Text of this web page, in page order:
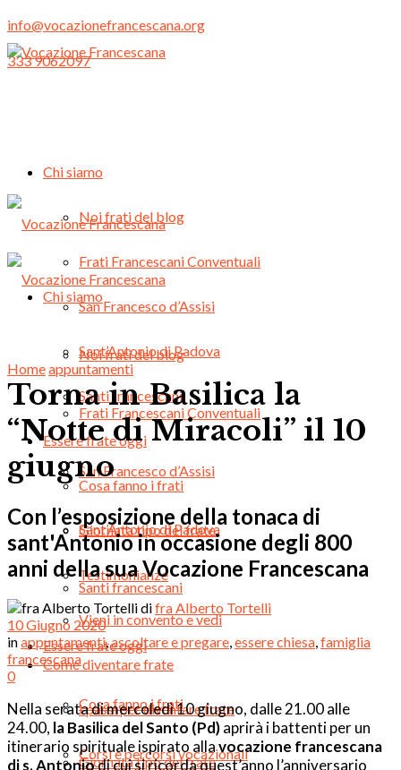
info@vocazionefrancescana.org
333 9062097
Chi siamo
Noi frati del blog
Frati Francescani Conventuali
San Francesco d’Assisi
Sant’Antonio di Padova
Santi francescani
Essere frate oggi
Cosa fanno i frati
Giornata tipo del frate
Testimonianze
Vieni in convento e vedi
Come diventare frate
I passi per diventare frate
Corsi e percorsi vocazionali
Chi siamo
Noi frati del blog
Frati Francescani Conventuali
San Francesco d’Assisi
Sant’Antonio di Padova
Santi francescani
Essere frate oggi
Cosa fanno i frati
Giornata tipo del frate
Homeappuntamenti
Torna in Basilica la
“Notte di Miracoli” il 10
giugno
Con l’esposizione della tonaca di
sant'Antonio in occasione degli 800
anni della sua Vocazione Francescana
difra Alberto Tortelli
10 Giugno 2020
inappuntamenti,ascoltare e pregare,essere chiesa,famiglia
francescana
0
Nella serata di mercoledì 10 giugno, dalle 21.00 alle
24.00, la Basilica del Santo (Pd)aprirà i battenti per un
itinerario spirituale ispirato allavocazione francescana
di s. Antoniodi cui si ricorda quest’anno l’anniversario